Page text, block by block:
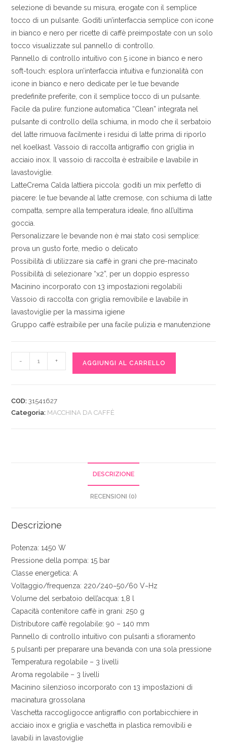
selezione di bevande su misura, erogate con il semplice
tocco di un pulsante. Goditi un’interfaccia semplice con icone
in bianco e nero per ricette di caffè preimpostate con un solo
tocco visualizzate sul pannello di controllo.
Pannello di controllo intuitivo con 5 icone in bianco e nero
soft-touch: esplora un’interfaccia intuitiva e funzionalità con
icone in bianco e nero dedicate per le tue bevande
predefinite preferite, con il semplice tocco di un pulsante.
Facile da pulire: funzione automatica “Clean” integrata nel
pulsante di controllo della schiuma, in modo che il serbatoio
del latte rimuova facilmente i residui di latte prima di riporlo
nel koelkast. Vassoio di raccolta antigraffio con griglia in
acciaio inox. Il vassoio di raccolta è estraibile e lavabile in
lavastoviglie.
LatteCrema Calda lattiera piccola: goditi un mix perfetto di
piacere: le tue bevande al latte cremose, con schiuma di latte
compatta, sempre alla temperatura ideale, fino all’ultima
goccia.
Personalizzare le bevande non è mai stato così semplice:
prova un gusto forte, medio o delicato
Possibilità di utilizzare sia caffè in grani che pre-macinato
Possibilità di selezionare “x2”, per un doppio espresso
Macinino incorporato con 13 impostazioni regolabili
Vassoio di raccolta con griglia removibile e lavabile in
lavastoviglie per la massima igiene
Gruppo caffè estraibile per una facile pulizia e manutenzione
Macchina
caffe'
longhi
- + AGGIUNGI AL CARRELLO
COD:31541627
Categoria: MACCHINA DA CAFFÈ
DESCRIZIONE
RECENSIONI (0)
Descrizione
Potenza: 1450 W
Pressione della pompa: 15 bar
Classe energetica: A
Voltaggio/frequenza: 220/240~50/60 V~Hz
Volume del serbatoio dell’acqua: 1,8 l
Capacità contenitore caffè in grani: 250 g
Distributore caffè regolabile: 90 – 140 mm
Pannello di controllo intuitivo con pulsanti a sfioramento
5 pulsanti per preparare una bevanda con una sola pressione
Temperatura regolabile – 3 livelli
Aroma regolabile – 3 livelli
Macinino silenzioso incorporato con 13 impostazioni di
macinatura grossolana
Vaschetta raccogligocce antigraffio con portabicchiere in
acciaio inox e griglia e vaschetta in plastica removibili e
lavabili in lavastoviglie